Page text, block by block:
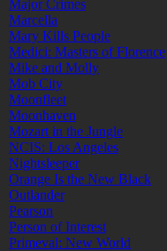
Major Crimes
Marcella
Mary Kills People
Medici: Masters of Florence
Mike and Molly
Mob City
Moonfleet
Moonhaven
Mozart in the Jungle
NCIS: Los Angeles
Nightsleeper
Orange Is the New Black
Outlander
Pearson
Person of Interest
Primeval: New World